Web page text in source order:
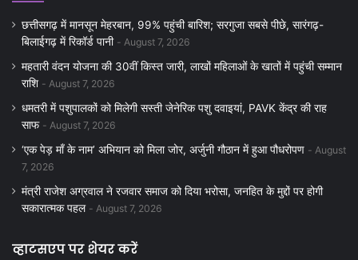
छत्तीसगढ़ में मानसून मेहरबान, 99% पहुंची बारिश; सरगुजा सबसे पीछे, सारंगढ़-
बिलाईगढ़ में रिकॉर्ड पानी
August 7, 2026
महतारी वंदन योजना की 30वीं किस्त जारी, लाखों महिलाओं के खातों में पहुंची सम्मान
राशि
August 7, 2026
धमतरी में पशुपालकों को मिलेगी सस्ती जेनेरिक पशु दवाइयां, PAVK केंद्र की राह
साफ
August 7, 2026
‘एक पेड़ माँ के नाम’ अभियान को मिला जोर, अर्जुनी गौठान में हुआ पौधरोपण
August
7, 2026
मंत्री राजेश अग्रवाल ने रजवार समाज को दिया भरोसा, जनहित के मुद्दों पर होगी
सकारात्मक पहल
August 7, 2026
व्हाटसएप पर शेयर करें